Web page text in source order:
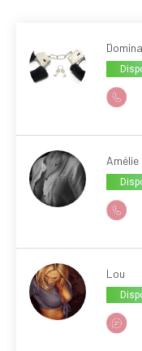
Domina
Amélie
Lou